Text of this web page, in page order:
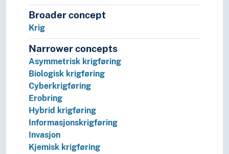
Rettsoppgjør
Revolusjon
Sikkerhet (Statsvitenskap)
Stat
Statsborgerskap
Statskupp
Statsmakt
Stormakter
Styresett
Verdenssamfunn
Teori og metode (Samfunnsvitenskap)
Språk
Broader concept
Krig
Narrower concepts
Asymmetrisk krigføring
Biologisk krigføring
Cyberkrigføring
Erobring
Hybrid krigføring
Informasjonskrigføring
Invasjon
Kjemisk krigføring